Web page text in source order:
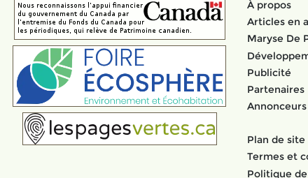
À propos
Articles en
Maryse De
Publicité
Partenaires
Annonceurs
Plan de site
Termes et
Politique